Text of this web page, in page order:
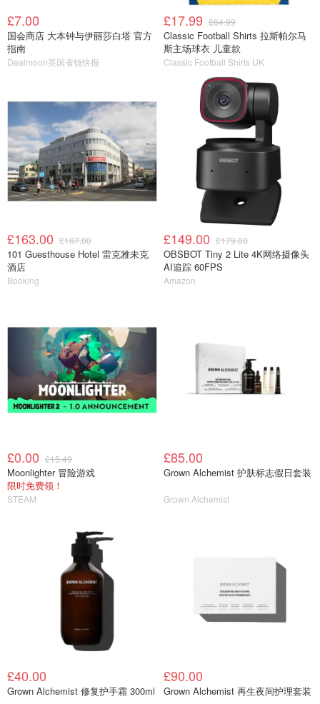
£7.00
国会商店 大本钟与伊丽莎白塔 官方
指南
Dealmoon英国省钱快报
£17.99 £64.99
Classic Football Shirts 拉斯帕尔马
斯主场球衣 儿童款
Classic Football Shirts UK
£163.00 £187.00
101 Guesthouse Hotel 雷克雅未克
酒店
Booking
£149.00 £179.00
OBSBOT Tiny 2 Lite 4K网络摄像头
AI追踪 60FPS
Amazon
£0.00 £15.49
Moonlighter 冒险游戏
限时免费领！
STEAM
£85.00
Grown Alchemist 护肤标志假日套装
Grown Alchemist
£40.00
Grown Alchemist 修复护手霜 300ml
£90.00
Grown Alchemist 再生夜间护理套装